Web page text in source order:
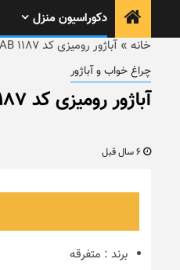
دکوراسیون منزل
خانه » آباژور رومیزی کد AB 1187
چراغ خواب و آباژور
آباژور رومیزی کد AB 1187
برند : متفرقه